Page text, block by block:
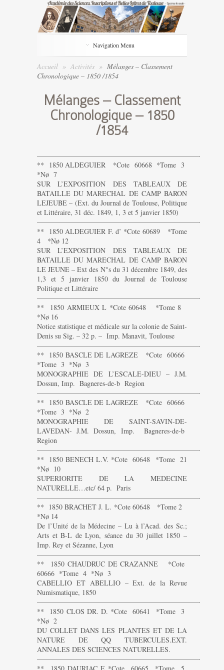
Navigation Menu
Accueil » Activités » Mélanges – Classement
Chronologique – 1850 /1854
Mélanges – Classement
Chronologique – 1850
/1854
———————————————————————-
** 1850 ALDEGUIER *Cote 60668 *Tome 3
*Nø 7
SUR L’EXPOSITION DES TABLEAUX DE
BATAILLE DU MARECHAL DE CAMP BARON
LEJEUBE – (Ext. du Journal de Toulouse, Politique
et Littéraire, 31 déc. 1849, 1, 3 et 5 janvier 1850)
———————————————————————-
** 1850 ALDEGUIER F. d’ *Cote 60689 *Tome
4 *Nø 12
SUR L’EXPOSITION DES TABLEAUX DE
BATAILLE DU MARECHAL DE CAMP BARON
LE JEUNE – Ext des N°s du 31 décembre 1849, des
1,3 et 5 janvier 1850 du Journal de Toulouse
Politique et Littéraire
———————————————————————-
** 1850 ARMIEUX L *Cote 60648 *Tome 8
*Nø 16
Notice statistique et médicale sur la colonie de Saint-
Denis su Sig. – 32 p. – Imp. Manavit, Toulouse
———————————————————————-
** 1850 BASCLE DE LAGREZE *Cote 60666
*Tome 3 *Nø 3
MONOGRAPHIE DE L’ESCALE-DIEU – J.M.
Dossun, Imp. Bagneres-de-b Region
———————————————————————-
** 1850 BASCLE DE LAGREZE *Cote 60666
*Tome 3 *Nø 2
MONOGRAPHIE DE SAINT-SAVIN-DE-
LAVEDAN- J.M. Dossun, Imp. Bagneres-de-b
Region
———————————————————————-
** 1850 BENECH L.V. *Cote 60648 *Tome 21
*Nø 10
SUPERIORITE DE LA MEDECINE
NATURELLE…etc/ 64 p. Paris
———————————————————————-
** 1850 BRACHET J. L. *Cote 60648 *Tome 2
*Nø 14
De l’Unité de la Médecine – Lu à l’Acad. des Sc.;
Arts et B-L de Lyon, séance du 30 juillet 1850 –
Imp. Rey et Sézanne, Lyon
———————————————————————-
** 1850 CHAUDRUC DE CRAZANNE *Cote
60666 *Tome 4 *Nø 3
CABELLIO ET ABELLIO – Ext. de la Revue
Numismatique, 1850
———————————————————————-
** 1850 CLOS DR. D. *Cote 60641 *Tome 3
*Nø 2
DU COLLET DANS LES PLANTES ET DE LA
NATURE DE QQ TUBERCULES.EXT.
ANNALES DES SCIENCES NATURELLES.
———————————————————————-